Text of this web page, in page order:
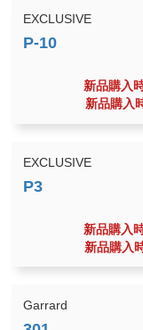
EXCLUSIVE
新品購入
新品購入
EXCLUSIVE
新品購入
新品購入
Garrard